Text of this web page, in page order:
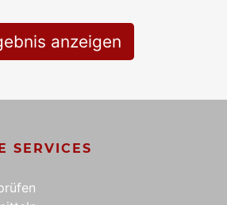
anzeigen
SERVICES